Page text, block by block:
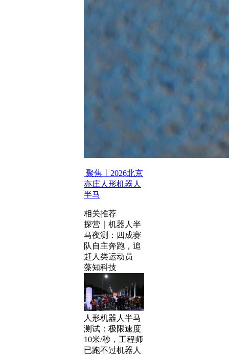
聚焦丨2026北京
亦庄人形机器人
半马
相关推荐
探营｜机器人半
马夜测：四成赛
队自主奔跑，追
赶人类运动员
藻知科技
人形机器人半马
测试：极限速度
10米/秒，工程师
已跑不过机器人